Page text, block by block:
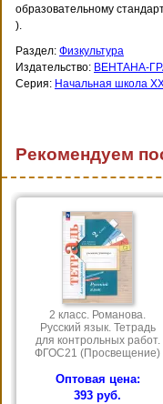
образовательному
).
Раздел: Физкультура
Издательство: ВЕНТАНА-
Серия: Начальная школа
Рекомендуем
2 класс. Романова.
Русский язык. Тетрадь
для контрольных работ.
ФГОС21 (Просвещение)
Оптовая цена:
393 руб.